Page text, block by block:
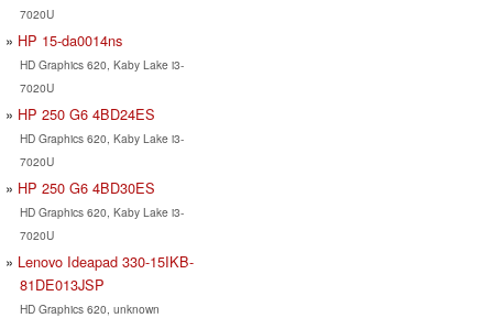
7020U
HP 15-da0014ns
HD Graphics 620, Kaby Lake i3-
7020U
HP 250 G6 4BD24ES
HD Graphics 620, Kaby Lake i3-
7020U
HP 250 G6 4BD30ES
HD Graphics 620, Kaby Lake i3-
7020U
Lenovo Ideapad 330-15IKB-
81DE013JSP
HD Graphics 620, unknown